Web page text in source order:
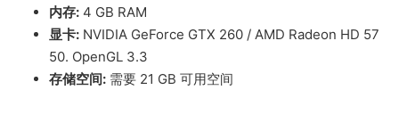
内存: 4 GB RAM
显卡: NVIDIA GeForce GTX 260 / AMD Radeon HD 57
50. OpenGL 3.3
存储空间: 需要 21 GB 可用空间